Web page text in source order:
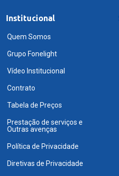
Institucional
Quem Somos
Grupo Fonelight
Vídeo Institucional
Contrato
Tabela de Preços
Prestação de serviços e
Outras avenças
Política de Privacidade
Diretivas de Privacidade